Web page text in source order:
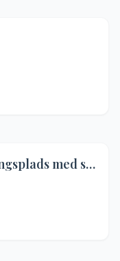
Nybæk Plantage - overnatningsplads med sheltere